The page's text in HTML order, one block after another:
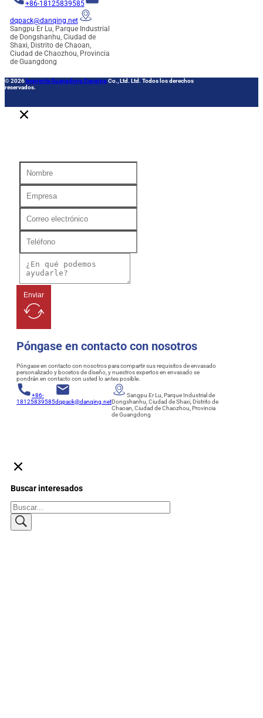
+86-18125839585
dqpack@danqing.net
Sangpu Er Lu, Parque Industrial
de Dongshanhu, Ciudad de
Shaxi, Distrito de Chaoan,
Ciudad de Chaozhou, Provincia
de Guangdong
© 2026Imprenta Guangdong Danqing Co., Ltd. Ltd. Todos los derechos
reservados.
Enviar
Póngase en contacto con nosotros
Póngase en contacto con nosotros para compartir sus requisitos de envasado
personalizado y bocetos de diseño, y nuestros expertos en envasado se
pondrán en contacto con usted lo antes posible.
+86-
18125839585dqpack@danqing.net
Sangpu Er Lu, Parque Industrial de
Dongshanhu, Ciudad de Shaxi, Distrito de
Chaoan, Ciudad de Chaozhou, Provincia
de Guangdong
Buscar interesados
Buscar